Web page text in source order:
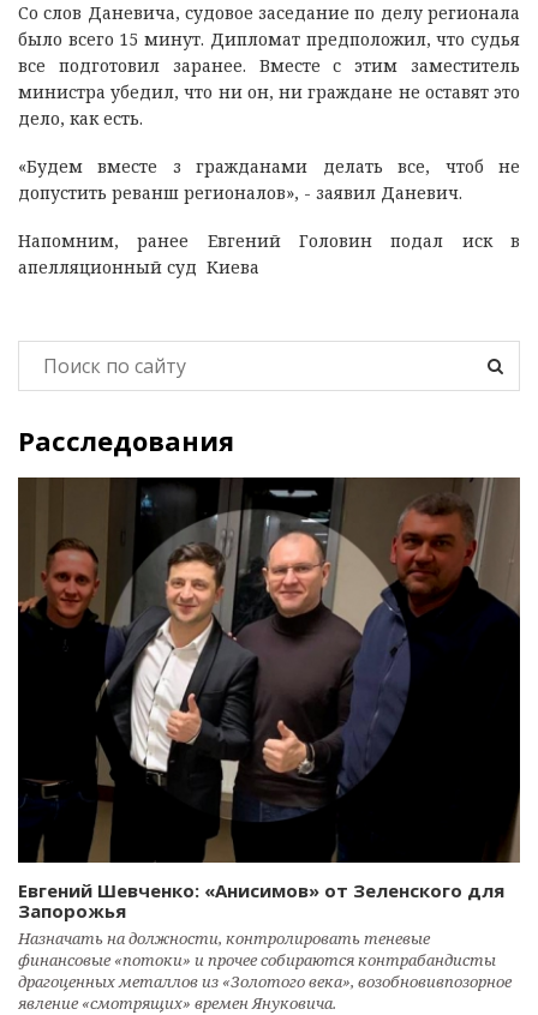
Со слов Даневича, судовое заседание по делу регионала
было всего 15 минут. Дипломат предположил, что судья
все подготовил заранее. Вместе с этим заместитель
министра убедил, что ни он, ни граждане не оставят это
дело, как есть.
«Будем вместе з гражданами делать все, чтоб не
допустить реванш регионалов», - заявил Даневич.
Напомним, ранее Евгений Головин подал иск в
апелляционный суд Киева
Расследования
Евгений Шевченко: «Анисимов» от Зеленского для
Запорожья
Назначать на должности, контролировать теневые
финансовые «потоки» и прочее собираются контрабандисты
драгоценных металлов из «Золотого века», возобновивпозорное
явление «смотрящих» времен Януковича.